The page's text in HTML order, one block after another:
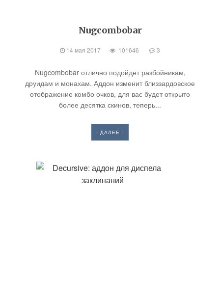
Nugcombobar
14 мая 2017 101646 3
Nugcombobar отлично подойдет разбойникам,
друидам и монахам. Аддон изменит близзардовское
отображение комбо очков, для вас будет открыто
более десятка скинов, теперь...
- ДАЛЕЕ -